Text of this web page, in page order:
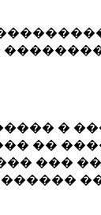
�
��
���